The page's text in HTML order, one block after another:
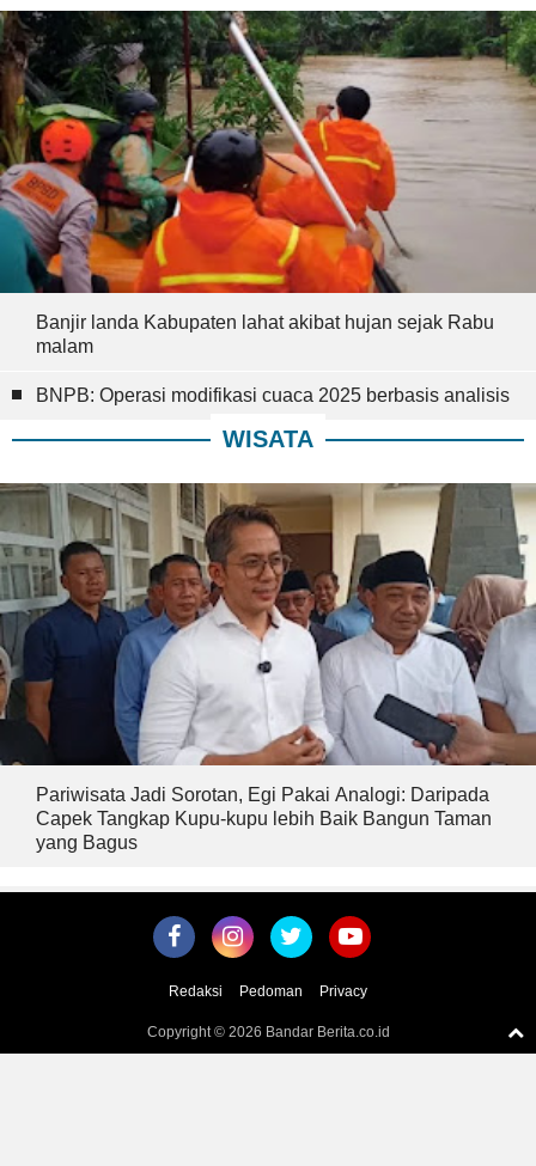
Banjir landa Kabupaten lahat akibat hujan sejak Rabu
malam
BNPB: Operasi modifikasi cuaca 2025 berbasis analisis
WISATA
Pariwisata Jadi Sorotan, Egi Pakai Analogi: Daripada
Capek Tangkap Kupu-kupu lebih Baik Bangun Taman
yang Bagus
Redaksi Pedoman Privacy
Copyright © 2026 Bandar Berita.co.id